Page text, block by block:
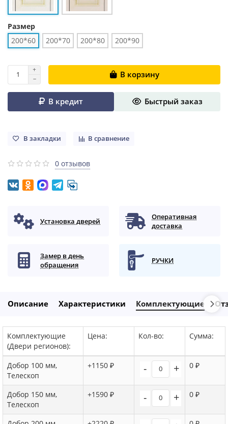
Размер
200*60
200*70 200*80 200*90
В корзину
В кредит Быстрый заказ
В закладки В сравнение
0 отзывов
Установка дверей
Оперативная
доставка
Замер в день
обращения
РУЧКИ
Описание Характеристики Комплектующие
Комплектующие
(Двери регионов):
Цена: Кол-во: Сумма:
Добор 100 мм,
Телескоп
+1150 ₽ - + 0 ₽
Добор 150 мм,
Телескоп
+1590 ₽ - + 0 ₽